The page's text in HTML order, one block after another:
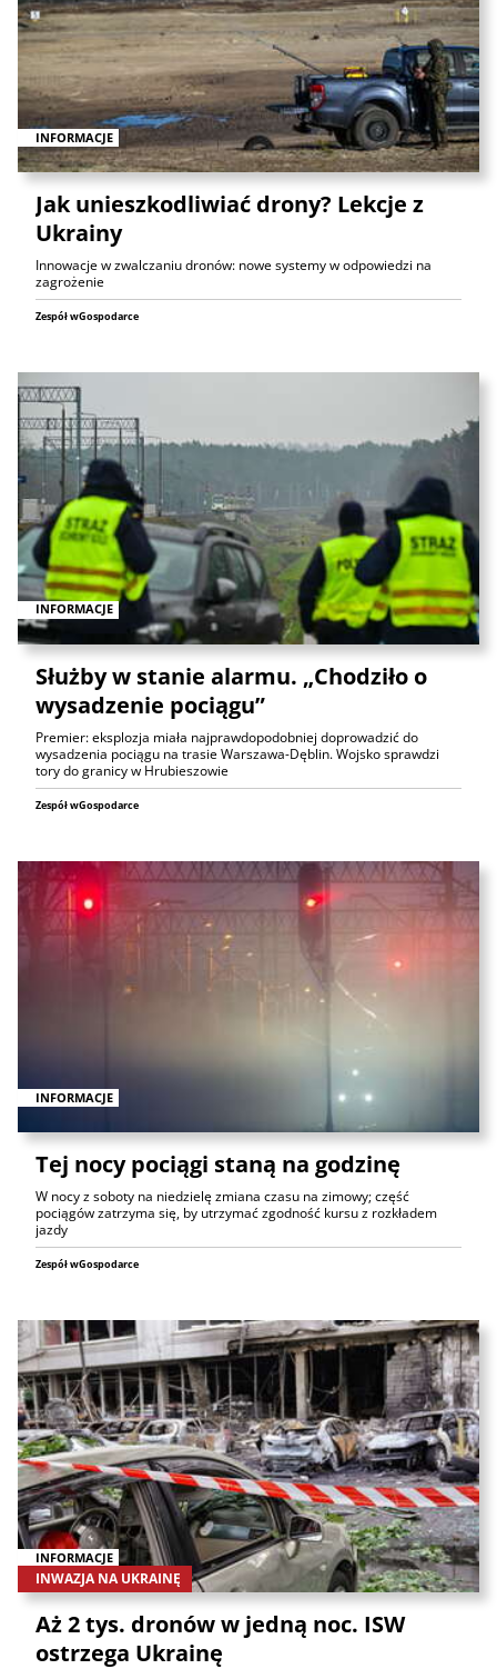
INFORMACJE
Jak unieszkodliwiać drony? Lekcje z
Ukrainy
Innowacje w zwalczaniu dronów: nowe systemy w odpowiedzi na
zagrożenie
Zespół wGospodarce
INFORMACJE
Służby w stanie alarmu. „Chodziło o
wysadzenie pociągu”
Premier: eksplozja miała najprawdopodobniej doprowadzić do
wysadzenia pociągu na trasie Warszawa-Dęblin. Wojsko sprawdzi
tory do granicy w Hrubieszowie
Zespół wGospodarce
INFORMACJE
Tej nocy pociągi staną na godzinę
W nocy z soboty na niedzielę zmiana czasu na zimowy; część
pociągów zatrzyma się, by utrzymać zgodność kursu z rozkładem
jazdy
Zespół wGospodarce
INFORMACJE
INWAZJA NA UKRAINĘ
Aż 2 tys. dronów w jedną noc. ISW
ostrzega Ukrainę